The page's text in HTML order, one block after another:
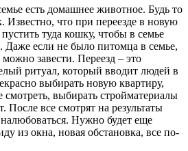
есть домашнее животное. Будь то
Известно, что при переезде в новую
туда кошку, чтобы в семье
Даже если не было питомца в семье,
завести. Переезд – это
ритуал, который вводит людей в
выбирать новую квартиру,
смотреть, выбирать стройматериалы
После все смотрят на результаты
Нужно будет еще
из окна, новая обстановка, все по-